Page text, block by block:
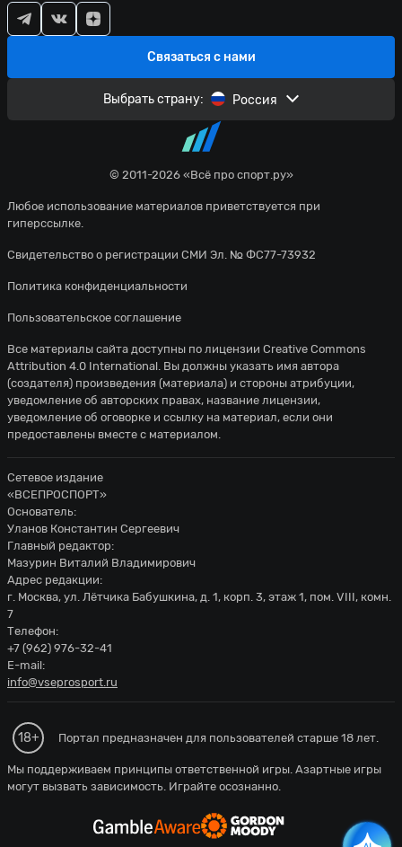
© 2011-2026 «Всё про спорт.ру»
Любое использование материалов приветствуется при
гиперссылке.
Свидетельство о регистрации СМИ Эл. № ФС77-73932
Политика конфиденциальности
Пользовательское соглашение
Связаться с нами
Выбрать страну: Россия
Все материалы сайта доступны по лицензии Creative Commons
Attribution 4.0 International . Вы должны указать имя автора
(создателя) произведения (материала) и стороны атрибуции,
уведомление об авторских правах, название лицензии,
уведомление об оговорке и ссылку на материал, если они
предоставлены вместе с материалом.
Сетевое издание
«ВСЕПРОСПОРТ»
Основатель:
Уланов Константин Сергеевич
Главный редактор:
Мазурин Виталий Владимирович
Адрес редакции:
г. Москва, ул. Лётчика Бабушкина, д. 1, корп. 3, этаж 1, пом. VIII, комн.
7
Телефон:
+7 (962) 976-32-41
E-mail:
info@vseprosport.ru
18+ Портал предназначен для пользователей старше 18 лет.
Мы поддерживаем принципы ответственной игры. Азартные игры
могут вызвать зависимость. Играйте осознанно.